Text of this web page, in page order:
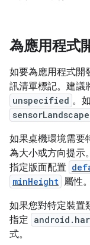
為應用程式
如要為應用程式開
訊清單標記。建議
unspecified 。
sensorLandscape
如果桌機環境需要
為大小或方向提示
指定版面配置
minHeight 屬性。
如果您對特定裝置
指定
式。